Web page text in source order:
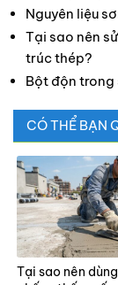
Nguyên liệu
Tại sao nên
trúc thép?
Bột độn trong
CÓ THỂ BẠN
Tại sao nên